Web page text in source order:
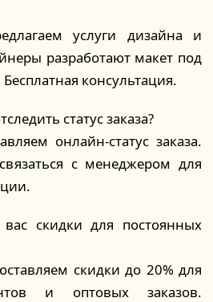
услуги дизайна и
разработают макет под
консультация.
статус заказа?
онлайн-статус заказа.
с менеджером для
скидки для постоянных
скидки до 20% для
и оптовых заказов.